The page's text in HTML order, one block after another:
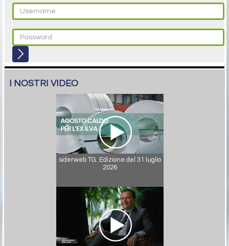
I NOSTRI VIDEO
siderweb TG. Edizione del 31 luglio
2026